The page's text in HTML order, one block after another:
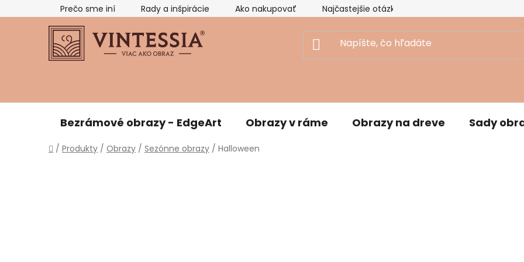
na
Prečo sme iní Rady a inšpirácie Ako nakupovať Najčastejšie otázky
Bezrámové obrazy - EdgeArt Obrazy v ráme Obrazy na dreve Sady
Domov
/ Produkty / Obrazy / Sezónne obrazy / Halloween